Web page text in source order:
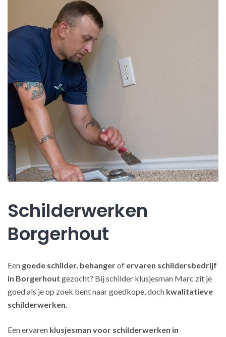
Schilderwerken
Borgerhout
Een goede schilder, behangerof ervaren schildersbedrijf
in Borgerhout gezocht? Bij schilder klusjesman Marc zit je
goed als je op zoek bent naar goedkope, doch kwalitatieve
schilderwerken.
Een ervaren klusjesman voor schilderwerken in